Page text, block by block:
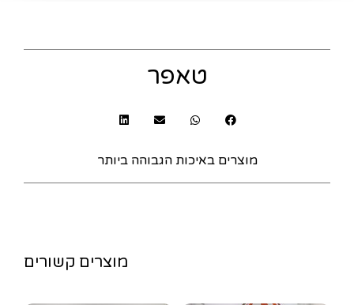
טאפר
מוצרים באיכות הגבוהה ביותר
מוצרים קשורים